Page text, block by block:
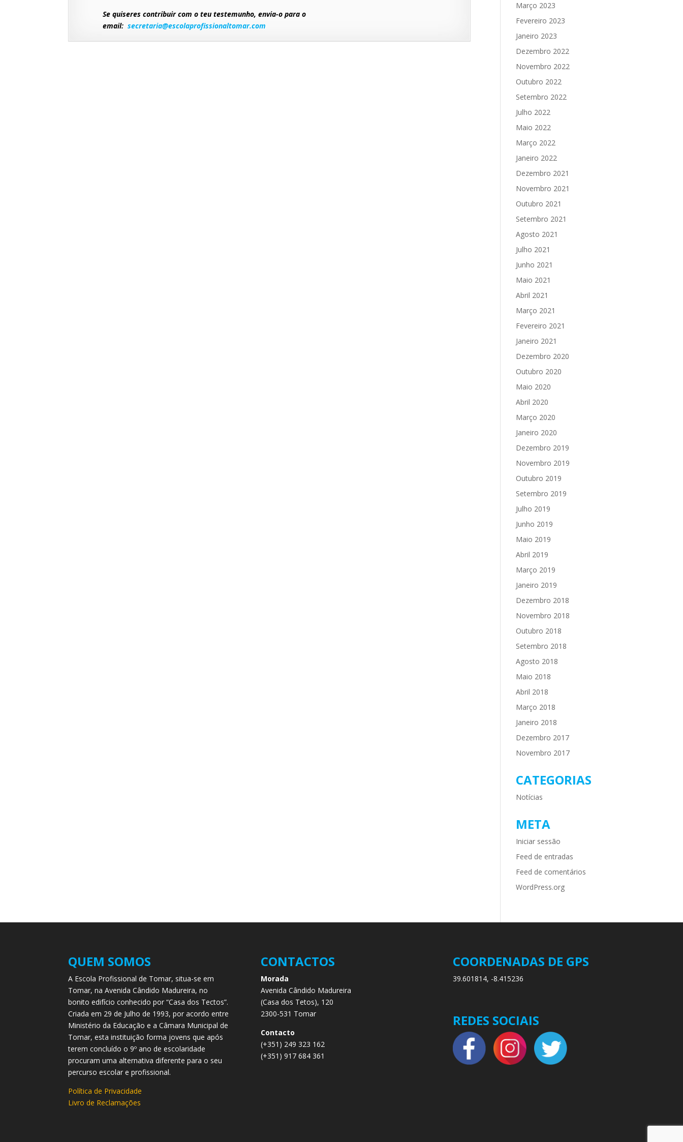
Se quiseres contribuir com o teu testemunho, envia-o para o
email:secretaria@escolaprofissionaltomar.com
Março 2023
Fevereiro 2023
Janeiro 2023
Dezembro 2022
Novembro 2022
Outubro 2022
Setembro 2022
Julho 2022
Maio 2022
Março 2022
Janeiro 2022
Dezembro 2021
Novembro 2021
Outubro 2021
Setembro 2021
Agosto 2021
Julho 2021
Junho 2021
Maio 2021
Abril 2021
Março 2021
Fevereiro 2021
Janeiro 2021
Dezembro 2020
Outubro 2020
Maio 2020
Abril 2020
Março 2020
Janeiro 2020
Dezembro 2019
Novembro 2019
Outubro 2019
Setembro 2019
Julho 2019
Junho 2019
Maio 2019
Abril 2019
Março 2019
Janeiro 2019
Dezembro 2018
Novembro 2018
Outubro 2018
Setembro 2018
Agosto 2018
Maio 2018
Abril 2018
Março 2018
Janeiro 2018
Dezembro 2017
Novembro 2017
CATEGORIAS
Notícias
META
Iniciar sessão
Feed de entradas
Feed de comentários
WordPress.org
QUEM SOMOS
A Escola Profissional de Tomar, situa-se em
Tomar, na Avenida Cândido Madureira, no
bonito edifício conhecido por “Casa dos Tectos”.
Criada em 29 de Julho de 1993, por acordo entre
Ministério da Educação e a Câmara Municipal de
Tomar, esta instituição forma jovens que após
terem concluído o 9º ano de escolaridade
procuram uma alternativa diferente para o seu
percurso escolar e profissional.
Política de Privacidade
Livro de Reclamações
CONTACTOS
Morada
Avenida Cândido Madureira
(Casa dos Tetos), 120
2300-531 Tomar
Contacto
(+351) 249 323 162
(+351) 917 684 361
COORDENADAS DE GPS
39.601814, -8.415236
REDES SOCIAIS